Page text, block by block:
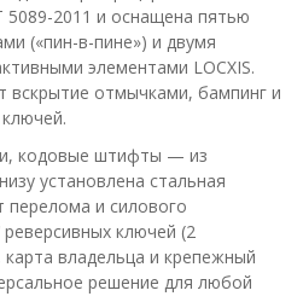
5089-2011 и оснащена пятью
(«пин-в-пине») и двумя
элементами LOCXIS.
вскрытие отмычками, бампинг и
кодовые штифты — из
установлена стальная
и силового
ключей (2
владельца и крепежный
решение для любой